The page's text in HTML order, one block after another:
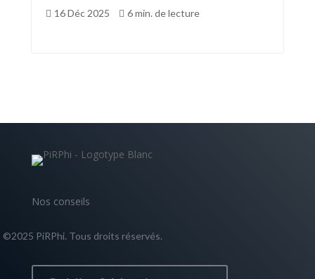
 16 Déc 2025  6 min. de lecture
Nos conseils
©2025 PiRPhi. Tous droits réservés.